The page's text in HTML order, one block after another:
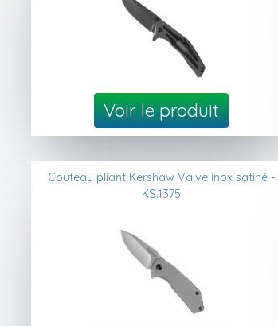
Voir le produit
Couteau pliant Kershaw Valve inox satiné -
KS.1375